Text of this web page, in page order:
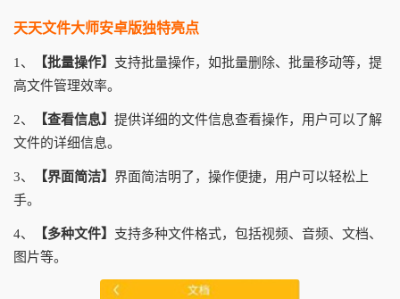
天天文件大师安卓版独特亮点
1、 【批量操作】 支持批量操作，如批量删除、批量移动等，提
高文件管理效率。
2、 【查看信息】 提供详细的文件信息查看操作，用户可以了解
文件的详细信息。
3、 【界面简洁】 界面简洁明了，操作便捷，用户可以轻松上
手。
4、 【多种文件】 支持多种文件格式，包括视频、音频、文档、
图片等。